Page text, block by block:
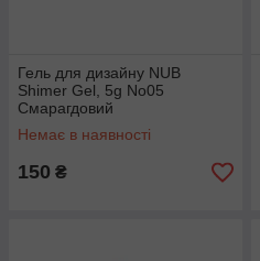
Гель для дизайну NUB
Shimer Gel, 5g No05
Смарагдовий
Немає в наявності
150 ₴